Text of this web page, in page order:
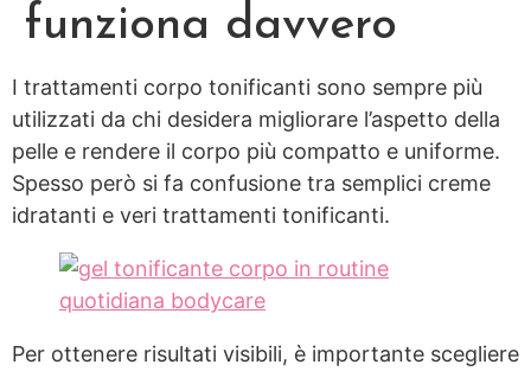
funziona davvero
I trattamenti corpo tonificanti sono sempre più
utilizzati da chi desidera migliorare l’aspetto della
pelle e rendere il corpo più compatto e uniforme.
Spesso però si fa confusione tra semplici creme
idratanti e veri trattamenti tonificanti.
Per ottenere risultati visibili, è importante scegliere